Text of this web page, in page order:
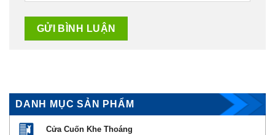
DANH MỤC SẢN PHẨM
Cửa Cuốn Khe Thoáng